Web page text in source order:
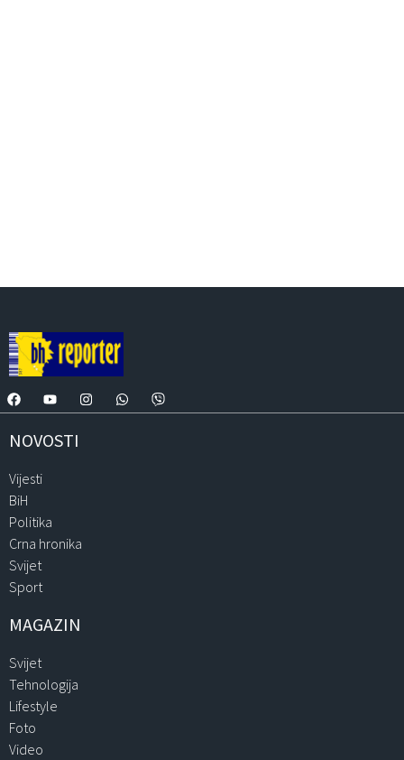
NOVOSTI
Vijesti
BiH
Politika
Crna hronika
Svijet
Sport
MAGAZIN
Svijet
Tehnologija
Lifestyle
Foto
Video